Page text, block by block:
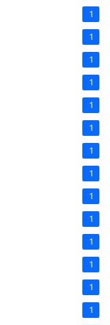
1
1
1
1
1
1
1
1
1
1
1
1
1
1